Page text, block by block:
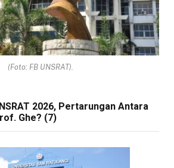
(Foto: FB UNSRAT).
2026, Pertarungan Antara
Ghe? (7)